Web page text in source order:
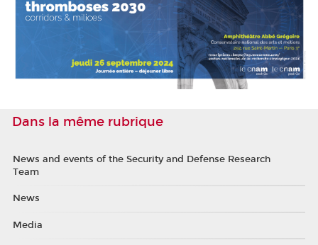
Dans la même rubrique
News and events of the Security and Defense Research
Team
News
Media